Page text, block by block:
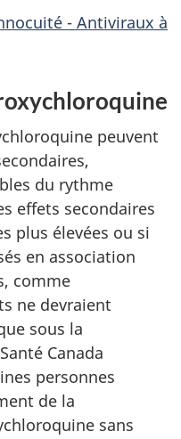
- Antiviraux à
peuvent
du rythme
effets secondaires
plus élevées ou si
en association
comme
ne devraient
sous la
Canada
personnes
de la
sans